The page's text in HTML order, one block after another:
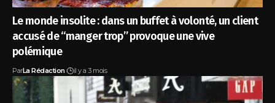
Le monde insolite : dans un buffet à volonté, un client
accusé de “manger trop” provoque une vive
polémique
ParLa Rédaction il y a 3 mois